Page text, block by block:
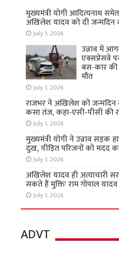
मुख्यमंत्री योगी आदित्यनाथ
अखिलेश यादव को दी जन्मदिन
July 1, 2026
उन्नाव में
एक्सप्रेसवे
बस-कार
मौत
July 1, 2026
राजभर ने अखिलेश को
कसा तंज, कहा-एसी-पीसी की
July 1, 2026
मुख्यमंत्री योगी ने उन्नाव सड़क
दुख, पीड़ित परिजनों को मदद
July 1, 2026
अखिलेश यादव ही अत्याचारी
सकते हैं मुक्तिः राम गोपाल यादव
July 1, 2026
ADVT